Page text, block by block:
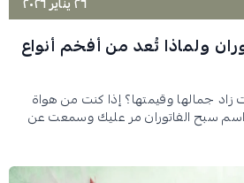
ولماذا تُعد من أفخم أنواع
وقيمتها؟ إذا كنت من هواة
سبح الفاتوران مر عليك وسمعت عن